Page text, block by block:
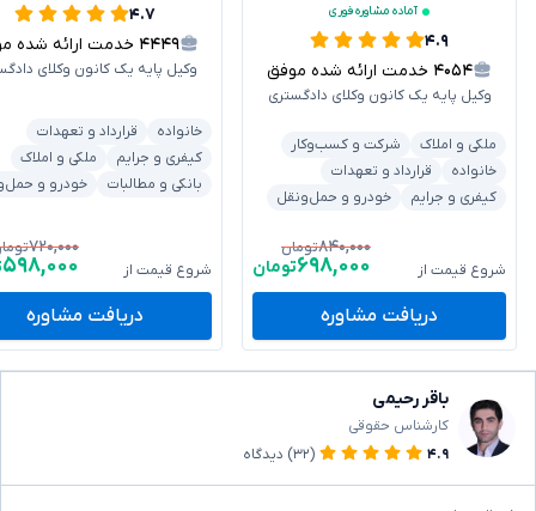
آماده مشاوره فوری
۴.۹
۴۰۵۴ خدمت ارائه شده موفق
وکیل پایه یک کانون وکلای دادگستری
ملکی و املاک
شرکت و کسب‌وکار
خانواده
قرارداد و تعهدات
کیفری و جرایم
خودرو و حمل‌ونقل
شروع قیمت از
۸۴۰,۰۰۰تومان
۶۹۸,۰۰۰تومان
دریافت مشاوره
۴.۷
۴۴۴۹ خدمت ارائه شده موفق
وکیل پایه یک کانون وکلای
خانواده
قرارداد و تعهدات
کیفری و جرایم
ملکی و املاک
بانکی و مطالبات
خودرو و
شروع قیمت از
۷۲۰,۰۰۰
۵۹۸,۰۰۰
دریافت مشاوره
باقر رحیمی
کارشناس حقوقی
۴.۹
(۳۲) دیدگاه